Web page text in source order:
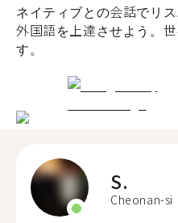
ネイティブとの会話でリ
外国語を上達させよう。
す。
S.
Cheonan-si